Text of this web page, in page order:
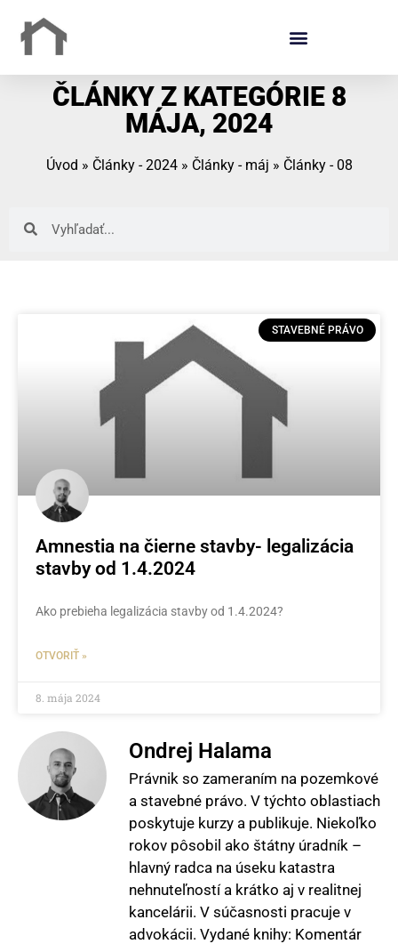
ČLÁNKY Z KATEGÓRIE 8
MÁJA, 2024
Úvod » Články - 2024» Články - máj » Články - 08
STAVEBNÉ PRÁVO
Amnestia na čierne stavby- legalizácia
stavby od 1.4.2024
Ako prebieha legalizácia stavby od 1.4.2024?
OTVORIŤ »
8. mája 2024
Ondrej Halama
Právnik so zameraním na pozemkové
a stavebné právo. V týchto oblastiach
poskytuje kurzy a publikuje. Niekoľko
rokov pôsobil ako štátny úradník –
hlavný radca na úseku katastra
nehnuteľností a krátko aj v realitnej
kancelárii. V súčasnosti pracuje v
advokácii. Vydané knihy: Komentár